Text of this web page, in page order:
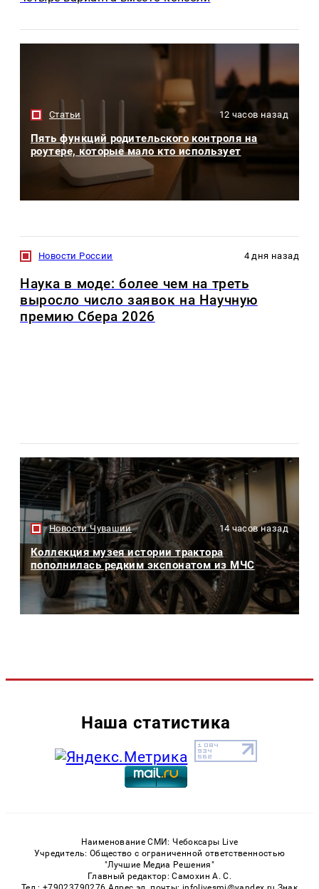
Статьи 12 часов назад
Пять функций родительского контроля на
роутере, которые мало кто использует
Новости России 4 дня назад
Наука в моде: более чем на треть
выросло число заявок на Научную
премию Сбера 2026
Новости Чувашии 14 часов назад
Коллекция музея истории трактора
пополнилась редким экспонатом из МЧС
Наша статистика
Наименование СМИ: Чебоксары Live
Учредитель: Общество с ограниченной ответственностью
"Лучшие Медиа Решения"
Главный редактор: Самохин А. С.